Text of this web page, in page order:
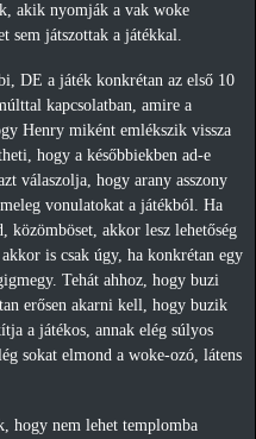
akik nyomják a vak woke
sem játszottak a játékkal.
DE a játék konkrétan az első 10
kapcsolatban, amire a
Henry miként emlékszik vissza
hogy a későbbiekben ad-e
válaszolja, hogy arany asszony
vonulatokat a játékból. Ha
közömböset, akkor lesz lehetőség
is csak úgy, ha konkrétan egy
Tehát ahhoz, hogy buzi
erősen akarni kell, hogy buzik
a játékos, annak elég súlyos
sokat elmond a woke-ozó, látens
hogy nem lehet templomba